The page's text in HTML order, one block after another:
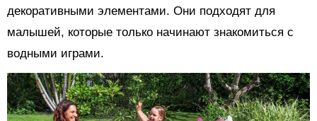
декоративными элементами. Они подходят для
малышей, которые только начинают знакомиться с
водными играми.